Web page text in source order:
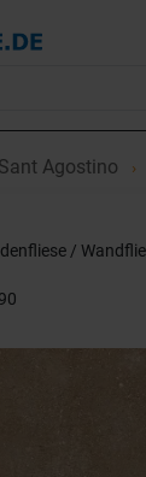
Sant Agostino
/